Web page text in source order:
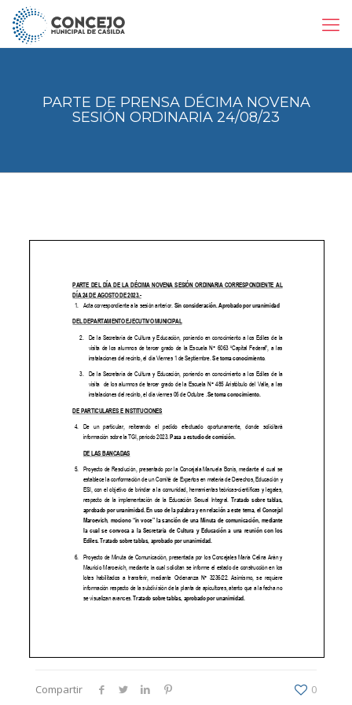
PARTE DE PRENSA DÉCIMA NOVENA
SESIÓN ORDINARIA 24/08/23
Compartir 0